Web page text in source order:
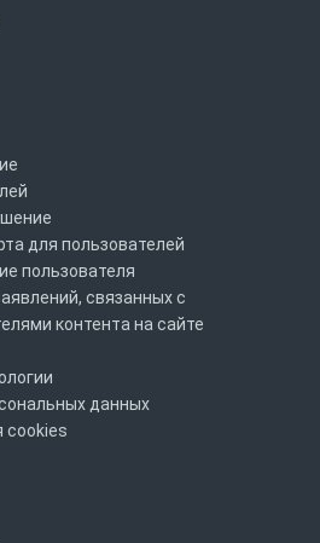
для пользователей
пользователя
связанных с
контента на сайте
данных
cookies